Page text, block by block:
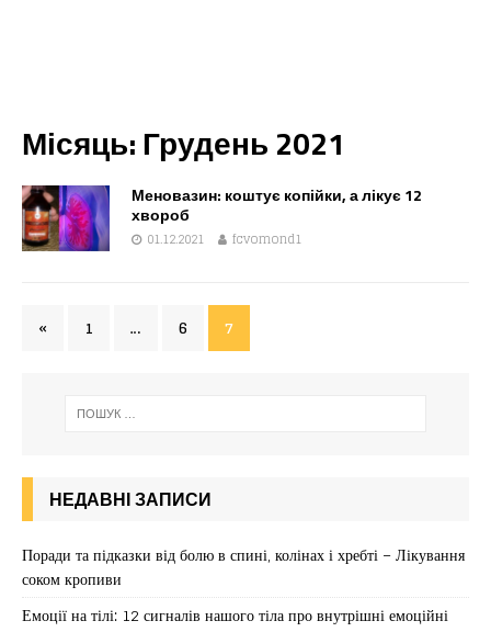
Місяць:Грудень 2021
Меновазин: коштує копійки, а лікує 12
хвороб
01.12.2021 fcvomond1
« 1 … 6 7
НЕДАВНІ ЗАПИСИ
Поради та підказки від болю в спині, колінах і хребті – Лікування
соком кропиви
Емоції на тілі: 12 сигналів нашого тіла про внутрішні емоційні